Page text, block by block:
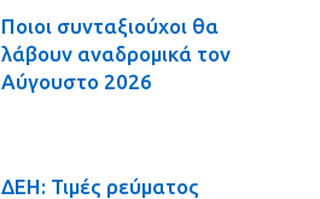
Ποιοι συνταξιούχοι θα
λάβουν αναδρομικά τον
Αύγουστο 2026
ΔΕΗ: Τιμές ρεύματος